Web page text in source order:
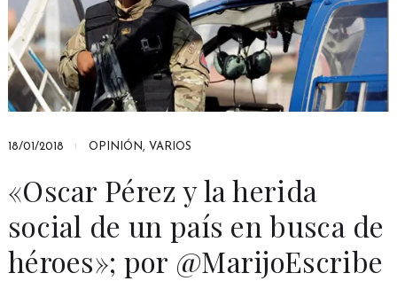
18/01/2018 OPINIÓN, VARIOS
«Oscar Pérez y la herida
social de un país en busca de
héroes»; por @MarijoEscribe